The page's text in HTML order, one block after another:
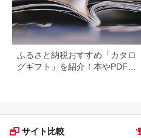
ふるさと納税おすすめ「カタロ
グギフト」を紹介！本やPDFカ
サイト比較